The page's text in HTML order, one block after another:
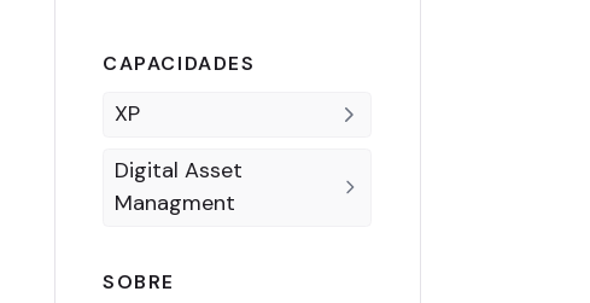
CAPACIDADES
XP
Digital Asset
Managment
SOBRE